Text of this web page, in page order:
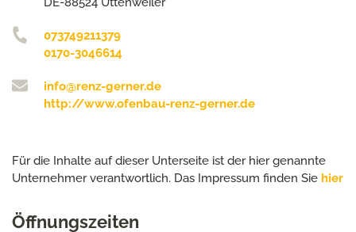
073749211379
0170-3046614
info@renz-gerner.de
http://www.ofenbau-renz-gerner.de
Für die Inhalte auf dieser Unterseite ist der hier genannte
Unternehmer verantwortlich. Das Impressum finden Sie hier
Öffnungszeiten